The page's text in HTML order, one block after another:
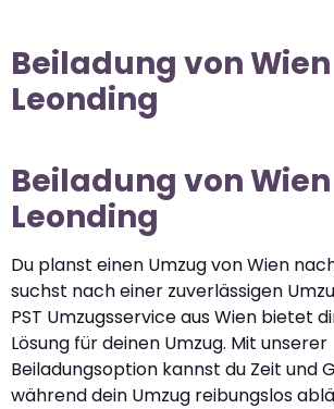
Beiladung von
Leonding
Beiladung von
Leonding
Du planst einen Umzug von Wien
suchst nach einer zuverlässigen
PST Umzugsservice aus Wien bietet
Lösung für deinen Umzug. Mit unserer
Beiladungsoption kannst du Zeit und
während dein Umzug reibungslos